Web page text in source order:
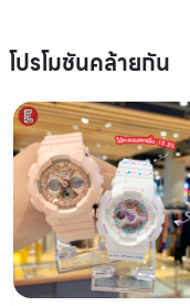
โปรโมชันคล้ายกัน